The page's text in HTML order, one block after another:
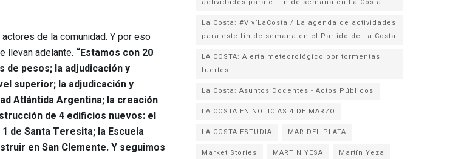
de la comunidad. Y por eso
llevan adelante. “Estamos con 20
pesos; la adjudicación y
superior; la adjudicación y
Atlántida Argentina; la creación
de 4 edificios nuevos: el
de Santa Teresita; la Escuela
en San Clemente. Y seguimos
actividades para el fin de semana en La Costa
La Costa: #VivíLaCosta / La agenda de actividades
para este fin de semana en el Partido de La Costa
LA COSTA: Alerta meteorológico por tormentas
fuertes
La Costa: Asuntos Docentes - Actos Públicos
LA COSTA EN NOTICIAS 4 DE MARZO
LA COSTA ESTUDIA
MAR DEL PLATA
Market Stories
MARTIN YESA
Martín Yeza